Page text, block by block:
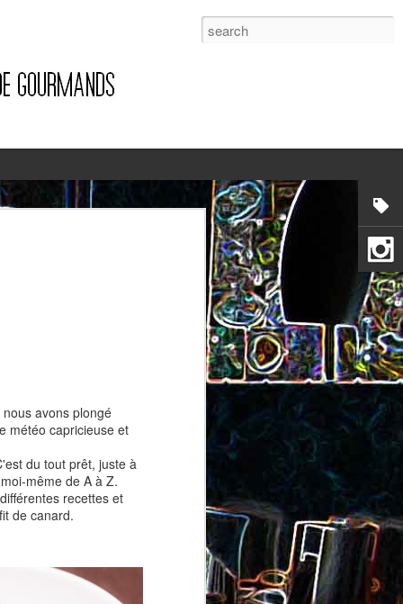
avons plongé
météo capricieuse et
du tout prêt, juste à
même de A à Z.
recettes et
de canard.
Pizza à la pancetta et à la